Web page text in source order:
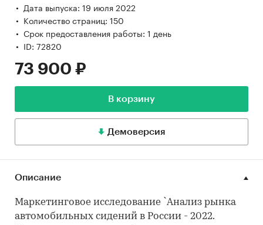
Дата выпуска: 19 июля 2022
Количество страниц: 150
Срок предоставления работы: 1 день
ID: 72820
73 900 ₽
В корзину
Демоверсия
Описание
Маркетинговое исследование `Анализ рынка
автомобильных сидений в России - 2022.